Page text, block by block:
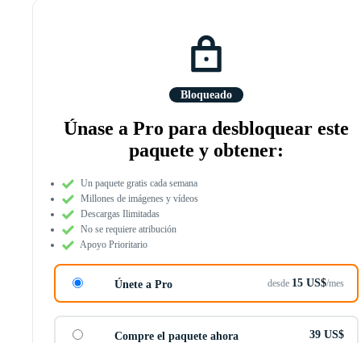
Bloqueado
Únase a Pro para desbloquear este
paquete y obtener:
Un paquete gratis cada semana
Millones de imágenes y vídeos
Descargas Ilimitadas
No se requiere atribución
Apoyo Prioritario
Únete a Pro desde 15 US$/mes
Compre el paquete ahora 39 US$